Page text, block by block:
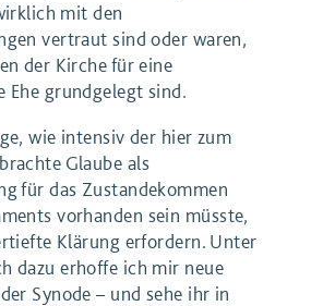
mit den
vertraut sind oder waren,
der Kirche für eine
Ehe grundgelegt sind.
wie intensiv der hier zum
Glaube als
für das Zustandekommen
vorhanden sein müsste,
Klärung erfordern. Unter
dazu erhoffe ich mir neue
Synode – und sehe ihr in